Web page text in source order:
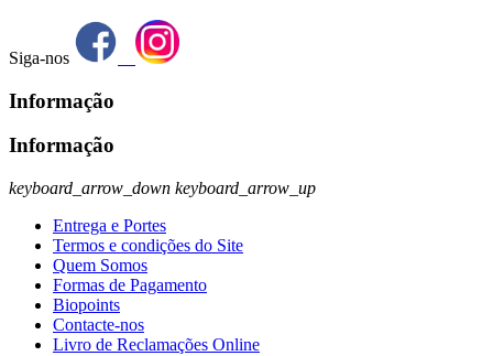
Siga-nos
Informação
Informação
keyboard_arrow_down keyboard_arrow_up
Entrega e Portes
Termos e condições do Site
Quem Somos
Formas de Pagamento
Biopoints
Contacte-nos
Livro de Reclamações Online